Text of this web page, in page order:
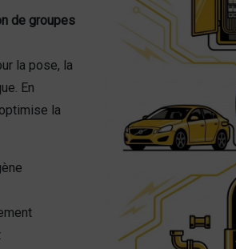
de groupes
la pose, la
En
la